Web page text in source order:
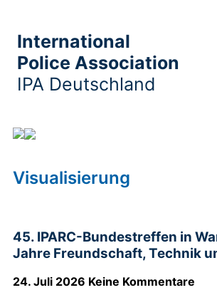
International
Police Association
IPA Deutschland
Visualisierung
45. IPARC-Bundestreffen in
Jahre Freundschaft, Technik
24. Juli 2026 Keine Kommentare